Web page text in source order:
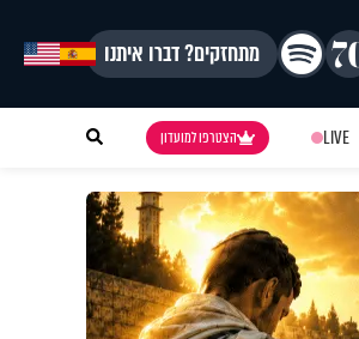
מתחזקים? דברו איתנו
LIVE הצטרפו למועדון